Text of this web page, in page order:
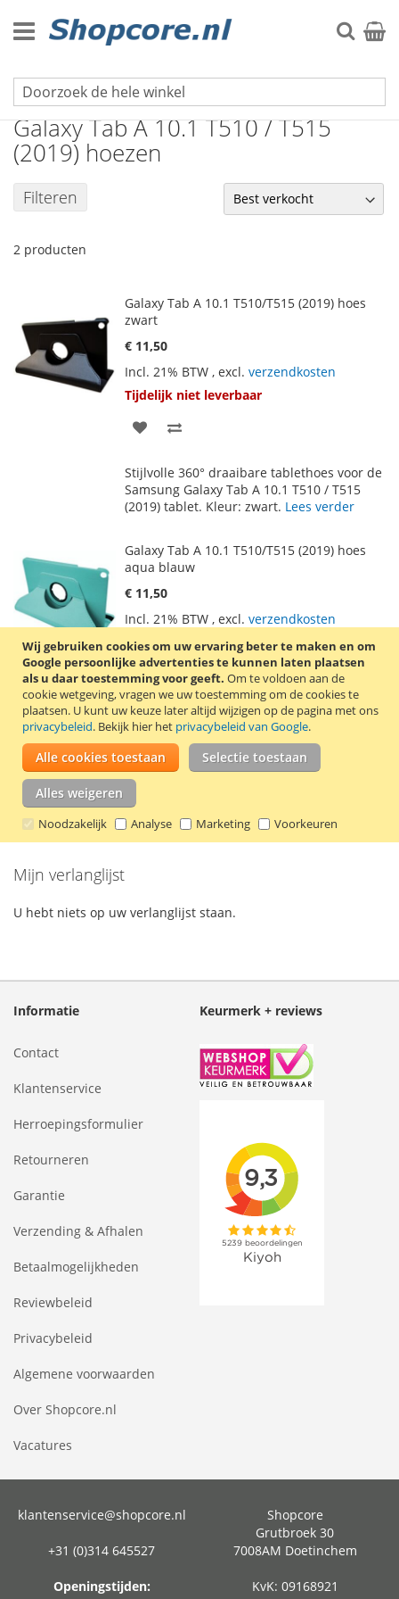
Wij gebruiken cookies om uw ervaring beter te maken en om
Google persoonlijke advertenties te kunnen laten plaatsen
als u daar toestemming voor geeft. Om te voldoen aan de
cookie wetgeving, vragen we uw toestemming om de cookies te
plaatsen. U kunt uw keuze later altijd wijzigen op de pagina met ons
privacybeleid. Bekijk hier het privacybeleid van Google.
Alle cookies toestaan Selectie toestaan
Alles weigeren
Noodzakelijk Analyse Marketing Voorkeuren
naar
de
Zoek
Galaxy Tab serie
Galaxy Tab A 10.1 T510 / T515
(2019) hoezen
Filteren
2 producten
Galaxy Tab A 10.1 T510/T515 (2019) hoes
zwart
€ 11,50
Incl. 21% BTW , excl. verzendkosten
Tijdelijk niet leverbaar
VOEG
AAN
VERLANGLIJST
TE
Stijlvolle 360° draaibare tablethoes voor de
Samsung Galaxy Tab A 10.1 T510 / T515
(2019) tablet. Kleur: zwart. Lees verder
Galaxy Tab A 10.1 T510/T515 (2019) hoes
aqua blauw
€ 11,50
Incl. 21% BTW , excl. verzendkosten
Tijdelijk niet leverbaar
VOEG
TOE
AAN
VERLANGLIJST
TOEVOEGEN
OM
TE
VERGELIJKEN
Stijlvolle 360° draaibare tablethoes voor de
Samsung Galaxy Tab A 10.1 T510 / T515
(2019) tablet. Kleur: aqua blauw.
verder
Mijn verlanglijst
U hebt niets op uw verlanglijst staan.
Informatie
Contact
Klantenservice
Herroepingsformulier
Retourneren
Garantie
Verzending & Afhalen
Betaalmogelijkheden
Reviewbeleid
Privacybeleid
Algemene voorwaarden
Over Shopcore.nl
Vacatures
Keurmerk + reviews
klantenservice@shopcore.nl
+31 (0)314 645527
Openingstijden:
Shopcore
Grutbroek 30
7008AM Doetinchem
KvK: 09168921